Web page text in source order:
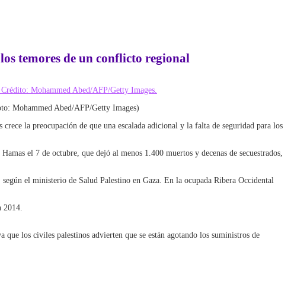
temores de un conflicto regional
Mohammed Abed/AFP/Getty Images)
la preocupación de que una escalada adicional y la falta de seguridad para los
el 7 de octubre, que dejó al menos 1.400 muertos y decenas de secuestrados,
el ministerio de Salud Palestino en Gaza. En la ocupada Ribera Occidental
2014.
los civiles palestinos advierten que se están agotando los suministros de